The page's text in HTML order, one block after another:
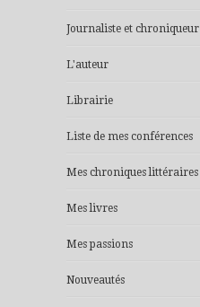
Journaliste et chroniqueur
L'auteur
Librairie
Liste de mes conférences
Mes chroniques littéraires
Mes livres
Mes passions
Nouveautés